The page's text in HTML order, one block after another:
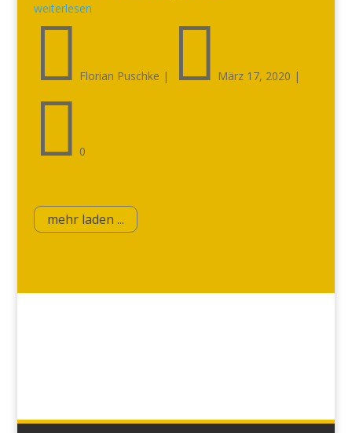
weiterlesen
 Florian Puschke |  März 17, 2020 |
 0
mehr laden ...